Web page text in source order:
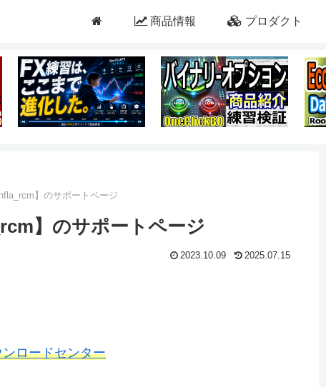
商品情報 プロダクト
】のサポートページ
】のサポートページ
2023.10.09 2025.07.15
ンロードセンター